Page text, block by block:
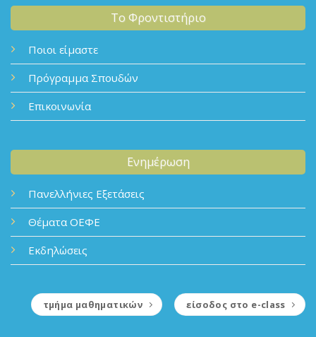
Το Φροντιστήριο
Ποιοι είμαστε
Πρόγραμμα Σπουδών
Επικοινωνία
Ενημέρωση
Πανελλήνιες Εξετάσεις
Θέματα ΟΕΦΕ
Εκδηλώσεις
τμήμα μαθηματικών είσοδος στο e-class